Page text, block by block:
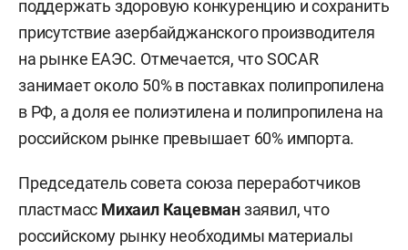
поддержать здоровую конкуренцию и сохранить
присутствие азербайджанского производителя
на рынке ЕАЭС. Отмечается, что SOCAR
занимает около 50% в поставках полипропилена
в РФ, а доля ее полиэтилена и полипропилена на
российском рынке превышает 60% импорта.
Председатель совета союза переработчиков
пластмасс Михаил Кацевманзаявил, что
российскому рынку необходимы материалы